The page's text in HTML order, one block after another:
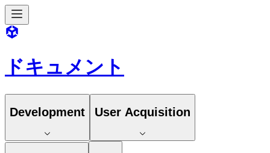
ドキュメント
Development User Acquisition